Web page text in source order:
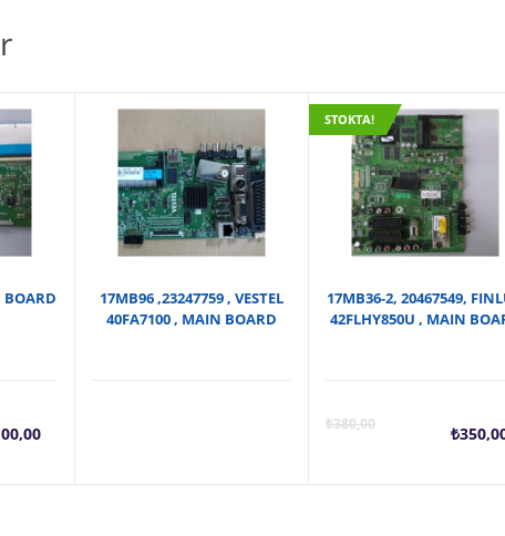
BOARD
17MB96 ,23247759 , VESTEL
40FA7100 , MAIN BOARD
STOKTA!
17MB36-2, 20467549,
42FLHY850U , MAIN
₺380,00 ₺
Şu